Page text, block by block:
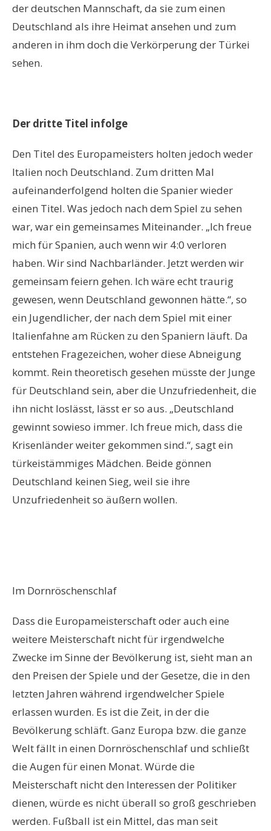
der deutschen Mannschaft, da sie zum einen
Deutschland als ihre Heimat ansehen und zum
anderen in ihm doch die Verkörperung der Türkei
sehen.
Der dritte Titel infolge
Den Titel des Europameisters holten jedoch weder
Italien noch Deutschland. Zum dritten Mal
aufeinanderfolgend holten die Spanier wieder
einen Titel. Was jedoch nach dem Spiel zu sehen
war, war ein gemeinsames Miteinander. „Ich freue
mich für Spanien, auch wenn wir 4:0 verloren
haben. Wir sind Nachbarländer. Jetzt werden wir
gemeinsam feiern gehen. Ich wäre echt traurig
gewesen, wenn Deutschland gewonnen hätte.“, so
ein Jugendlicher, der nach dem Spiel mit einer
Italienfahne am Rücken zu den Spaniern läuft. Da
entstehen Fragezeichen, woher diese Abneigung
kommt. Rein theoretisch gesehen müsste der Junge
für Deutschland sein, aber die Unzufriedenheit, die
ihn nicht loslässt, lässt er so aus. „Deutschland
gewinnt sowieso immer. Ich freue mich, dass die
Krisenländer weiter gekommen sind.“, sagt ein
türkeistämmiges Mädchen. Beide gönnen
Deutschland keinen Sieg, weil sie ihre
Unzufriedenheit so äußern wollen.
Im Dornröschenschlaf
Dass die Europameisterschaft oder auch eine
weitere Meisterschaft nicht für irgendwelche
Zwecke im Sinne der Bevölkerung ist, sieht man an
den Preisen der Spiele und der Gesetze, die in den
letzten Jahren während irgendwelcher Spiele
erlassen wurden. Es ist die Zeit, in der die
Bevölkerung schläft. Ganz Europa bzw. die ganze
Welt fällt in einen Dornröschenschlaf und schließt
die Augen für einen Monat. Würde die
Meisterschaft nicht den Interessen der Politiker
dienen, würde es nicht überall so groß geschrieben
werden. Fußball ist ein Mittel, das man seit